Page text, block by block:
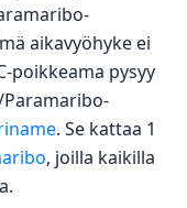
aikavyöhyke ei
poikkeama pysyy
. Se kattaa 1
, joilla kaikilla